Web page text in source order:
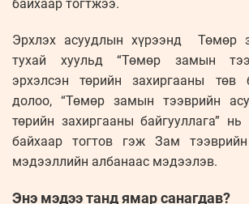
байхаар тогтжээ.
Эрхлэх асуудлын хүрээнд Төмөр
тухай хуульд “Төмөр замын
эрхэлсэн төрийн захиргааны төв
долоо, “Төмөр замын тээврийн
төрийн захиргааны байгууллага” нь
байхаар тогтов гэж Зам
мэдээллийн албанаас мэдээлэв.
Энэ мэдээ танд ямар санагдав?